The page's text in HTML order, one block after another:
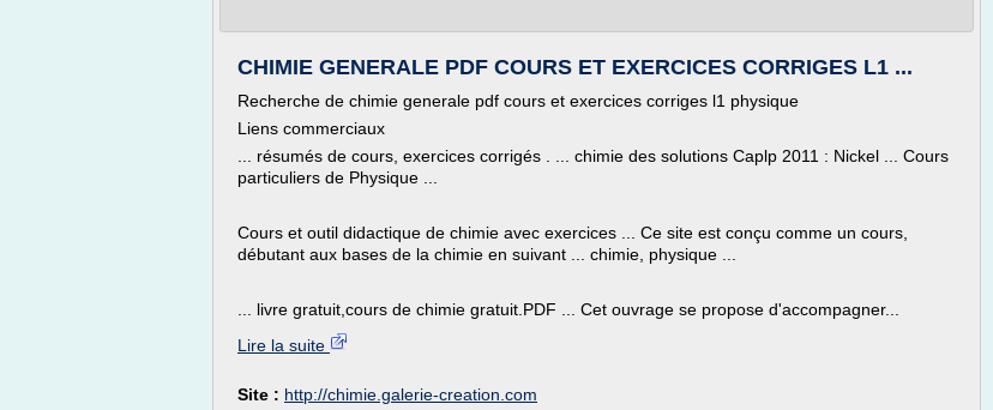
CHIMIE GENERALE PDF COURS ET EXERCICES CORRIGES L1 ...
Recherche de chimie generale pdf cours et exercices corriges l1 physique
Liens commerciaux
... résumés de cours, exercices corrigés . ... chimie des solutions Caplp 2011 : Nickel ... Cours
particuliers de Physique ...
Cours et outil didactique de chimie avec exercices ... Ce site est conçu comme un cours,
débutant aux bases de la chimie en suivant ... chimie, physique ...
... livre gratuit,cours de chimie gratuit.PDF ... Cet ouvrage se propose d'accompagner...
Lire la suite
Site : http://chimie.galerie-creation.com